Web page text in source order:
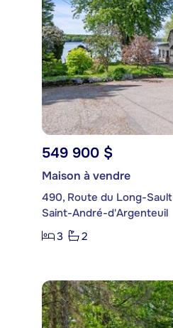
549 900 $
Maison à vendre
490, Route du Long-Sault
Saint-André-d'Argenteuil
3
2